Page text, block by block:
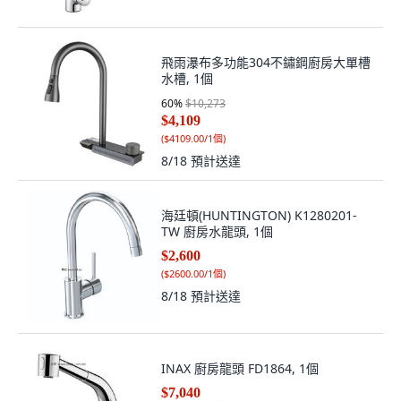
飛雨瀑布多功能304不鏽鋼廚房大單槽
水槽, 1個
60%$10,273
$4,109
($4109.00/1個)
8/18 預計送達
海廷頓(HUNTINGTON) K1280201-
TW 廚房水龍頭, 1個
$2,600
($2600.00/1個)
8/18 預計送達
INAX 廚房龍頭 FD1864, 1個
$7,040